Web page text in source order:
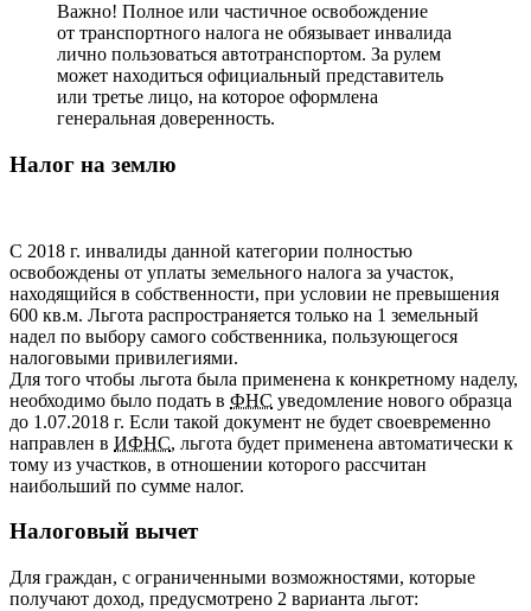
Важно! Полное или частичное освобождение
от транспортного налога не обязывает инвалида
лично пользоваться автотранспортом. За рулем
может находиться официальный представитель
или третье лицо, на которое оформлена
генеральная доверенность.
Налог на землю
С 2018 г. инвалиды данной категории полностью
освобождены от уплаты земельного налога за участок,
находящийся в собственности, при условии не превышения
600 кв.м. Льгота распространяется только на 1 земельный
надел по выбору самого собственника, пользующегося
налоговыми привилегиями.
Для того чтобы льгота была применена к конкретному наделу,
необходимо было подать в ФНС уведомление нового образца
до 1.07.2018 г. Если такой документ не будет своевременно
направлен в ИФНС, льгота будет применена автоматически к
тому из участков, в отношении которого рассчитан
наибольший по сумме налог.
Налоговый вычет
Для граждан, с ограниченными возможностями, которые
получают доход, предусмотрено 2 варианта льгот: